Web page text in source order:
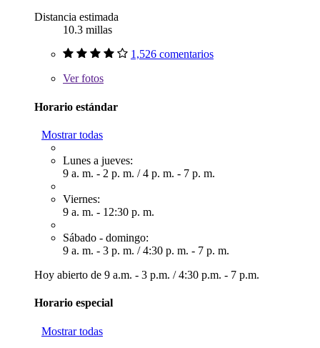
Distancia estimada
10.3 millas
1,526 comentarios
Verfotos
Horario estándar
Mostrar todas
Lunes a jueves:
9 a. m. - 2 p. m. /4 p. m. - 7 p. m.
Viernes:
9 a. m. - 12:30 p. m.
Sábado - domingo:
9 a. m. - 3 p. m. /4:30 p. m. - 7 p. m.
Hoy abierto de 9 a.m. - 3 p.m. /4:30 p.m. - 7 p.m.
Horario especial
Mostrar todas